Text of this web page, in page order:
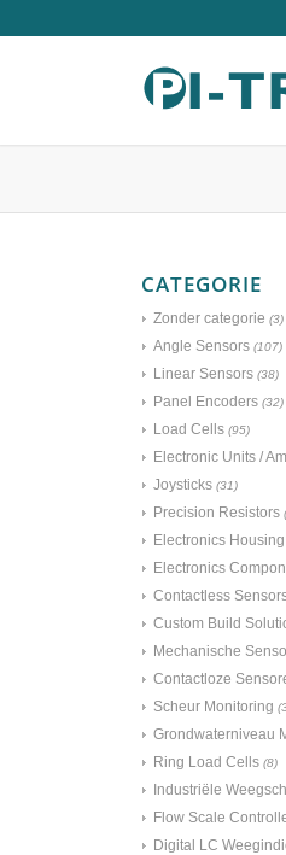
CATEGORIE
Zonder categorie (3)
Angle Sensors (107)
Linear Sensors (38)
Panel Encoders (32)
Load Cells (95)
Electronic Units /
Joysticks (31)
Precision Resistors
Electronics Housing
Electronics
Contactless
Custom Build
Mechanische
Contactloze
Scheur Monitoring
Grondwaterniveau
Ring Load Cells (8)
Industriële
Flow Scale
Digital LC